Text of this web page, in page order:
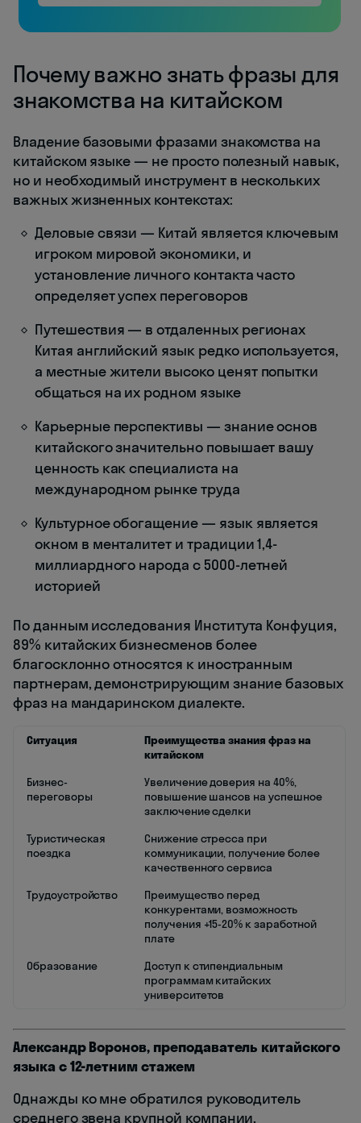
Почему важно знать фразы для
знакомства на китайском
Владение базовыми фразами знакомства на
китайском языке — не просто полезный навык,
но и необходимый инструмент в нескольких
важных жизненных контекстах:
Деловые связи — Китай является ключевым
игроком мировой экономики, и
установление личного контакта часто
определяет успех переговоров
Путешествия — в отдаленных регионах
Китая английский язык редко используется,
а местные жители высоко ценят попытки
общаться на их родном языке
Карьерные перспективы — знание основ
китайского значительно повышает вашу
ценность как специалиста на
международном рынке труда
Культурное обогащение — язык является
окном в менталитет и традиции 1,4-
миллиардного народа с 5000-летней
историей
По данным исследования Института Конфуция,
89% китайских бизнесменов более
благосклонно относятся к иностранным
партнерам, демонстрирующим знание базовых
фраз на мандаринском диалекте.
Ситуация
Преимущества знания фраз на
китайском
Бизнес-
переговоры
Увеличение доверия на 40%,
повышение шансов на успешное
заключение сделки
Туристическая
поездка
Снижение стресса при
коммуникации, получение более
качественного сервиса
Трудоустройство
Преимущество перед
конкурентами, возможность
получения +15-20% к заработной
плате
Образование
Доступ к стипендиальным
программам китайских
университетов
Александр Воронов, преподаватель китайского
языка с 12-летним стажем
Однажды ко мне обратился руководитель
среднего звена крупной компании,